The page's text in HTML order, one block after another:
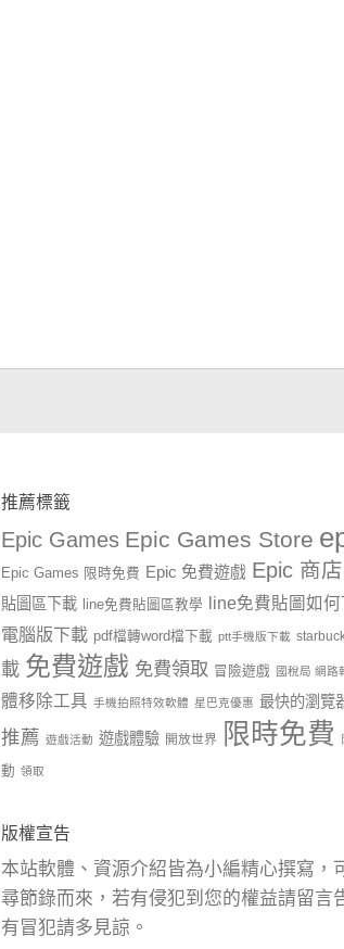
推薦標籤
Epic Games Epic Games Store
Epic Games 限時免費 Epic 免費遊戲 Epic 商店
貼圖區下載
line免費貼圖區教學 line免費貼圖如
電腦版下載 pdf檔轉word檔下載 ptt手機版下載
載 免費遊戲 免費領取 冒險遊戲 國稅局 網路
體移除工具 手機拍照特效軟體 星巴克優惠 最快的瀏覽
推薦 遊戲活動 遊戲體驗 開放世界 限時免費
動 領取
版權宣告
本站軟體、資源介紹皆為小編精心撰寫，
尋節錄而來，若有侵犯到您的權益請留言
有冒犯請多見諒。